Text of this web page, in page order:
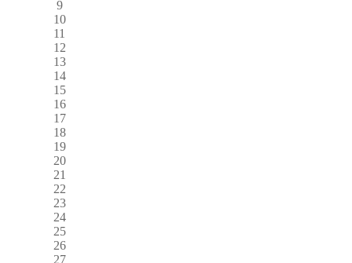
9
10
11
12
13
14
15
16
17
18
19
20
21
22
23
24
25
26
27